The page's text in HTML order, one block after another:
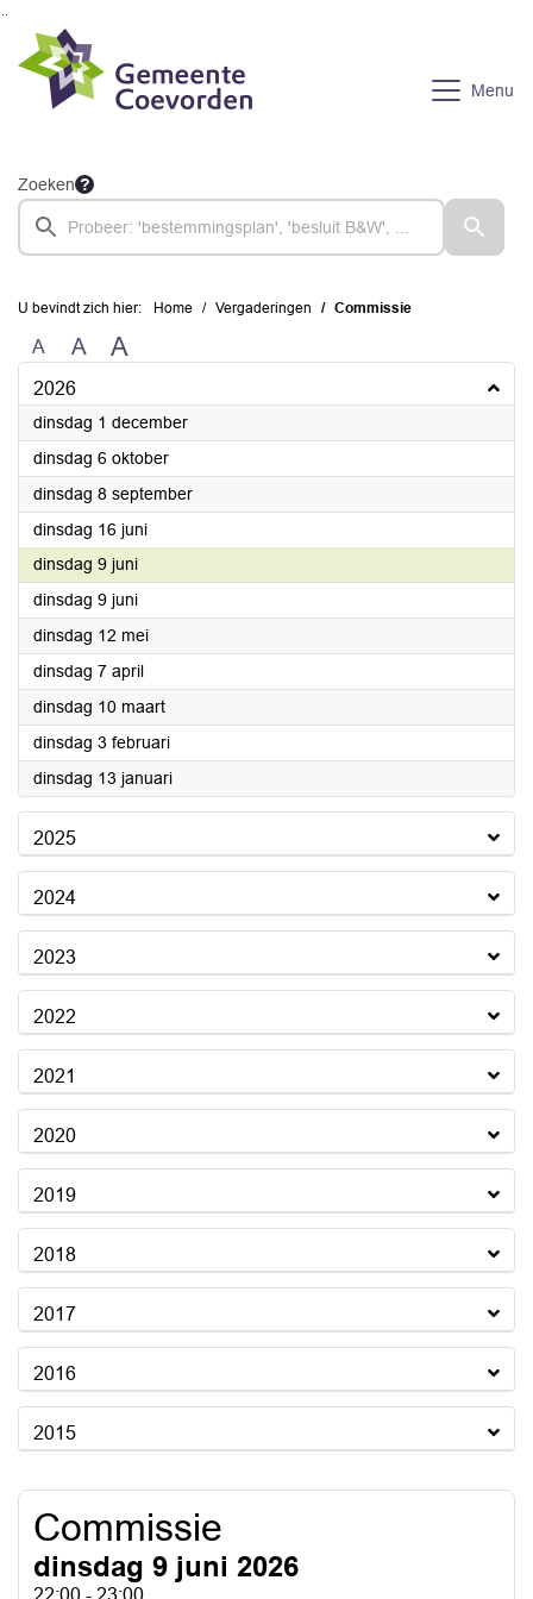
Ga naar de inhoud van deze pagina
Ga naar het zoeken
Ga naar het menu
Menu
Zoeken
U bevindt zich hier: Home Vergaderingen Commissie
A A A
2026
dinsdag 1 december2026
dinsdag 6 oktober2026
dinsdag 8 september2026
dinsdag 16 juni2026
dinsdag 9 juni2026
dinsdag 9 juni2026
dinsdag 12 mei2026
dinsdag 7 april2026
dinsdag 10 maart2026
dinsdag 3 februari2026
dinsdag 13 januari2026
2025
2024
2023
2022
2021
2020
2019
2018
2017
2016
2015
Commissie
dinsdag 9 juni 2026
22:00 - 23:00